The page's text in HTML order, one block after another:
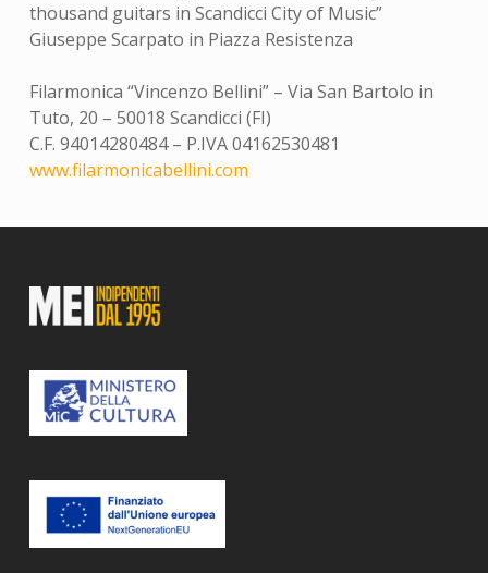
thousand guitars in Scandicci City of Music”
Giuseppe Scarpato in Piazza Resistenza
Filarmonica “Vincenzo Bellini” – Via San Bartolo in
Tuto, 20 – 50018 Scandicci (FI)
C.F. 94014280484 – P.IVA 04162530481
www.filarmonicabellini.com